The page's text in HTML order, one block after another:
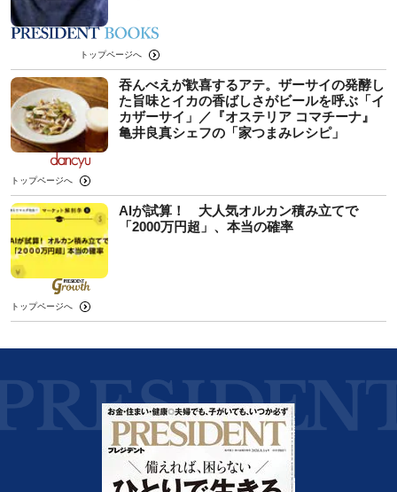
トップページへ
吞んべえが歓喜するアテ。ザーサイの発酵し
た旨味とイカの香ばしさがビールを呼ぶ「イ
カザーサイ」／『オステリア コマチーナ』
⻲井良真シェフの「家つまみレシピ」
トップページへ
AIが試算！ 大人気オルカン積み立てで
「2000万円超」、本当の確率
トップページへ